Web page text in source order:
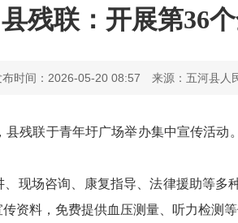
县残联：开展第36
布时间：2026-05-20 08:57 来源：五河县人
残联于青年圩广场举办集中宣传活
现场咨询、康复指导、法律援助等
资料，免费提供血压测量、听力检测